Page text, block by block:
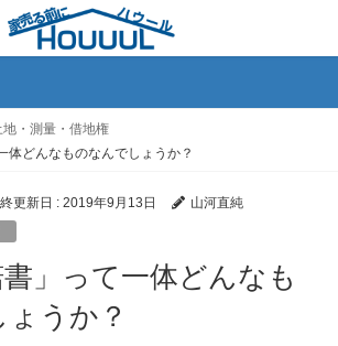
地・測量・借地権
体どんなものなんでしょうか？
更新日 : 2019年9月13日
山河直純
うか？